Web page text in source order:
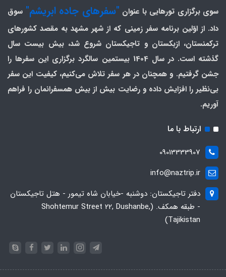
سوی برگزاری تورهایی با عنوان "سفرهای جاده ابریشم" سوق
داد. از اوّلین برنامه سفر زمینی که از شهر مشهد به مقصد کشورهای
ترکمنستان، ازبکستان و تاجیکستان شروع شد، بیش بیست سال
گذشته است. در سال 1404 بیستمین سالگرد برگزاری این سفرها را
جشن گرفتیم. و همچنان در هر سفر تلاش می‌کنیم، کیفیت این سفر
بی‌نظیر را افزایش داده و رضایت بیش از بیش همسفرانمان را فراهم
آوریم.
ارتباط با ما
09013333907
info@naztrip.ir
دفتر تاجیکستان: دوشنبه -خیابان شاه تیمور - هتل تاجیکستان
- طبقه همکف. (Shohtemur Street 22, Dushanbe,
Tajikistan)